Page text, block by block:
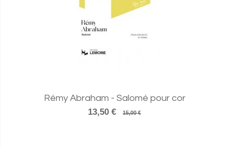
Rémy Abraham - Salomé pour cor
13,50 €
15,00 €